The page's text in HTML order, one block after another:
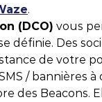
.
(DCO) vous
définie. Des
de votre
/
des